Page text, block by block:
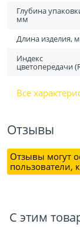
Глубина
мм
Длина изделия,
Индекс
цветопередачи
Все
Отзывы
Отзывы могут
пользователи,
С этим